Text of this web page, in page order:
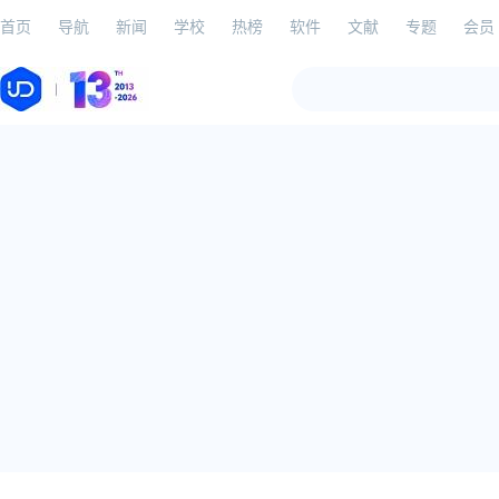
首页 导航 新闻 学校 热榜 软件 文献 专题 会员